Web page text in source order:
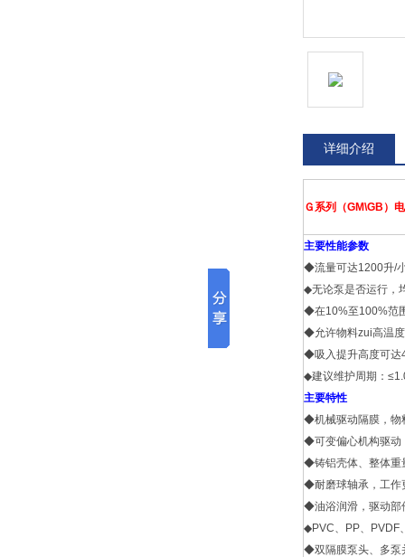
详细介绍
Ｇ系列（GM\GB）
主要性能参数
◆流量可达1200升/
◆无论泵是否运行，
◆在10%至100%范
◆允许物料zui高温
◆吸入提升高度可达
◆建议维护周期：≤
主要特性
◆机械驱动隔膜，物
◆可变偏心机构驱动
◆铸铝壳体、整体重
◆耐磨球轴承，工作
◆油浴润滑，驱动部
◆PVC、PP、PVDF
◆双隔膜泵头、多泵